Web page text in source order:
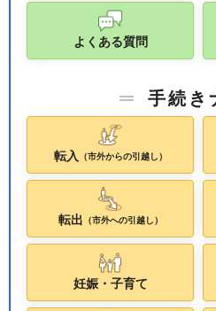
よくある質問
手続き
転入 （市外からの引越し）
転出 （市外への引越し）
妊娠・子育て